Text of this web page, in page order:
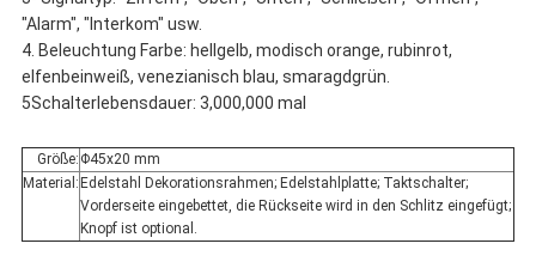
"Alarm", "Interkom" usw.
4. Beleuchtung Farbe: hellgelb, modisch orange, rubinrot,
elfenbeinweiß, venezianisch blau, smaragdgrün.
5Schalterlebensdauer: 3,000,000 mal
Größe: Φ45x20 mm
Material:Edelstahl Dekorationsrahmen; Edelstahlplatte; Taktschalter;
Vorderseite eingebettet, die Rückseite wird in den Schlitz eingefügt;
Knopf ist optional.